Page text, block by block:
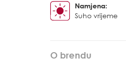
Namjena:
Suho vrijeme
O brendu